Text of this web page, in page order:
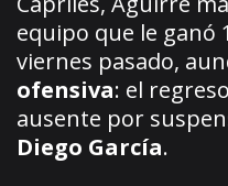
equipo que le ganó
viernes pasado,
ofensiva: el
ausente por
Diego García.